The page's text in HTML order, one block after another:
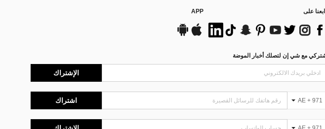
على APP
مع شي إن لتصلك أخبار الموضة
الإشتراك
AE + 971 اشتراك